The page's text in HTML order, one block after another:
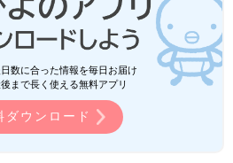
数に合った情報を毎日お届け
まで長く使える無料アプリ
ダウンロード